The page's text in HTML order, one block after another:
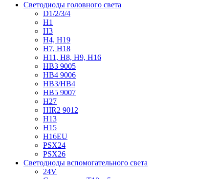
Светодиоды головного света
D1/2/3/4
H1
H3
H4, H19
H7, H18
H11, H8, H9, H16
HB3 9005
HB4 9006
HB3/HB4
HB5 9007
H27
HIR2 9012
H13
H15
H16EU
PSX24
PSX26
Светодиоды вспомогательного света
24V